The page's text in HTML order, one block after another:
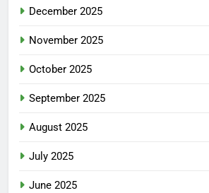
December 2025
November 2025
October 2025
September 2025
August 2025
July 2025
June 2025